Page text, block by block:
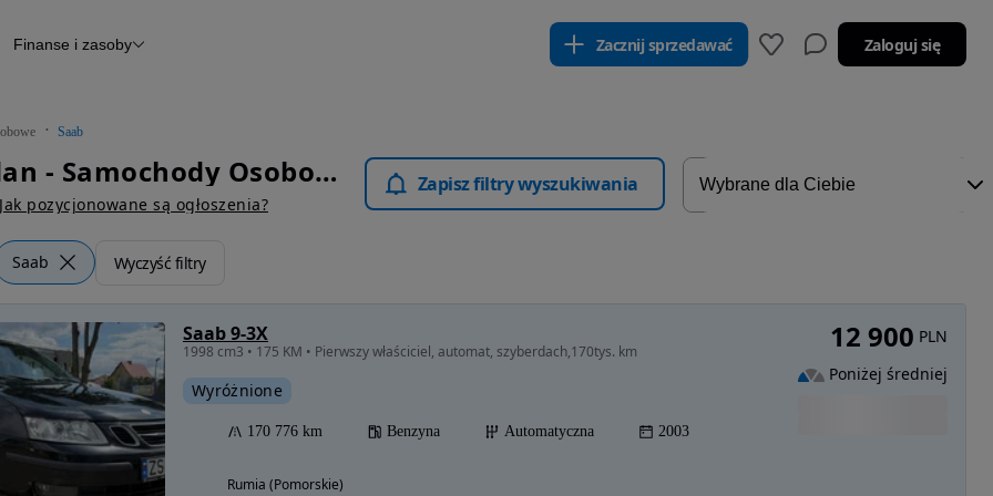
Raport z inspekcji
Otomoto News
Finanse i zasoby Zacznij sprzedawać Zaloguj się
Saab
Saab Sedan - Samochody Osobowe
Jak pozycjonowane są ogłoszenia?
Zapisz filtry wyszukiwania
Saab Wyczyść filtry
Saab 9-3X
1998 cm3 • 175 KM • Pierwszy właściciel, automat, szyberdach,170tys. km
Wyróżnione
170 776 km Benzyna Automatyczna 2003
Rumia (Pomorskie)
12 900 PLN
Poniżej średniej